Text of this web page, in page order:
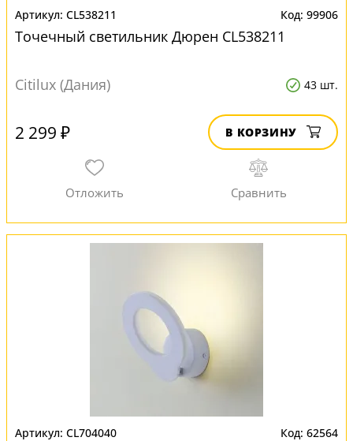
CL538211 99906
Точечный светильник Дюрен CL538211
Citilux (Дания) 43 шт.
2 299 ₽ В КОРЗИНУ
CL704040 62564